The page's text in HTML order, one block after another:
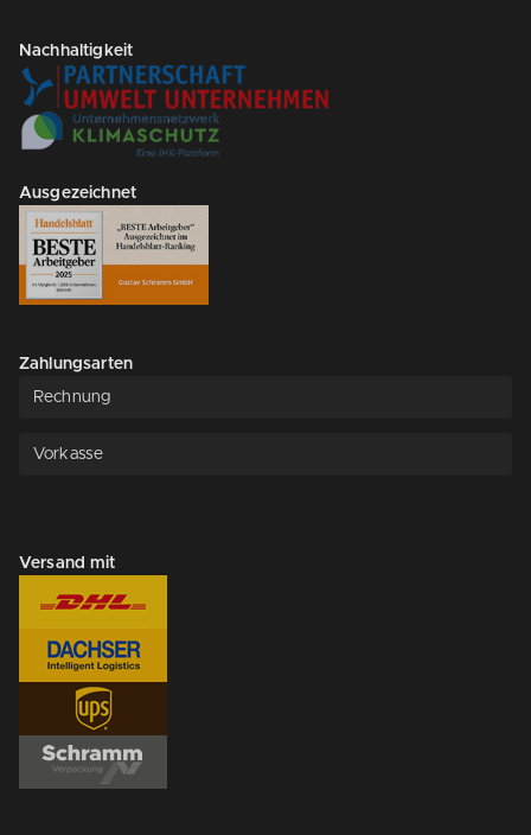
Nachhaltigkeit
Ausgezeichnet
Zahlungsarten
Rechnung
Vorkasse
Versand mit